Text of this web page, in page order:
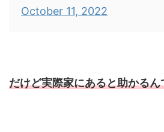
October 11, 2022
だけど実際家にあると助かるん